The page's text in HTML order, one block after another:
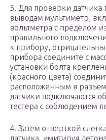
3. Для проверки датчика
выводам мультиметр,
вольтметра с пределом
правильного
к прибору,
прибора соедините с
установки болта
(красного цвета)
расположенным в
датчики подключаются
тестера с соблюдением
4. Затем отверткой
датчика, имитируя